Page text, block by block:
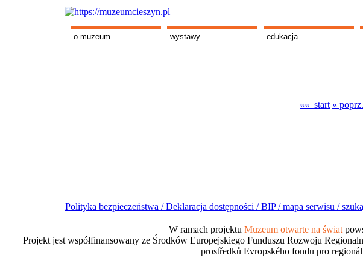
o muzeum wystawy edukacja
«« start « poprz.
Polityka bezpieczeństwa /Deklaracja dostępności /BIP /mapa serwisu /
W ramach projektu Muzeum otwarte na świat
Projekt jest współfinansowany ze Środków Europejskiego Funduszu Rozwoju
prostředků Evropského fondu pro